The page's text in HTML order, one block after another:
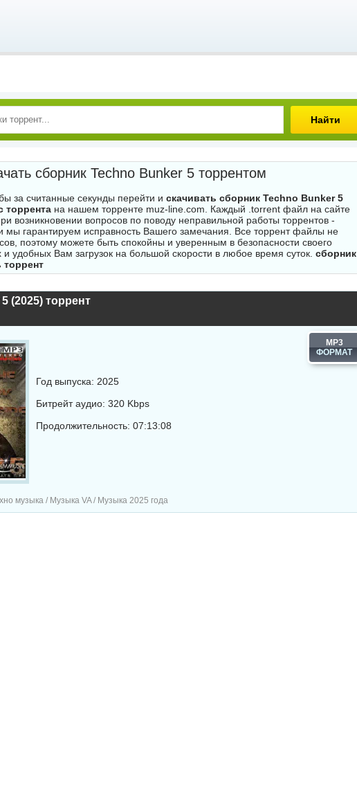
Найти
сборник Techno Bunker 5 торрентом
за считанные секунды перейти и скачивать сборник Techno Bunker 5
торрента на нашем торренте muz-line.com. Каждый .torrent файл на сайте
возникновении вопросов по поводу неправильной работы торрентов -
мы гарантируем исправность Вашего замечания. Все торрент файлы не
поэтому можете быть спокойны и уверенным в безопасности своего
удобных Вам загрузок на большой скорости в любое время суток. сборник
торрент
(2025) торрент
MP3
Год выпуска: 2025
Битрейт аудио: 320 Kbps
Продолжительность: 07:13:08
музыка / Музыка VA / Музыка 2025 года